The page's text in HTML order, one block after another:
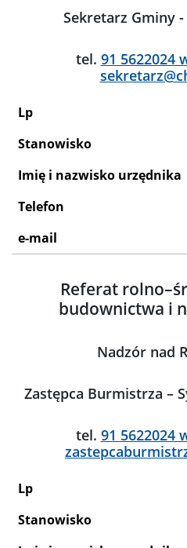
Sekretarz Gminy
tel. 91 5622024
Lp
Stanowisko
Imię i nazwisko urzędnika
Telefon
e-mail
Referat
budownictwa i
Nadzór nad
Zastępca Burmistrza –
tel. 91 5622024
Lp
Stanowisko